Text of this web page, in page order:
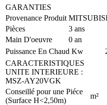
GARANTIES
Provenance Produit
Pièces
3 ans
Main D'oeuvre
0 an
Puissance En Chaud Kw
CARACTERISTIQUES
UNITE INTERIEURE :
MSZ-AY20VGK
Conseillé pour une Piéce
(Surface H<2,50m)
m²